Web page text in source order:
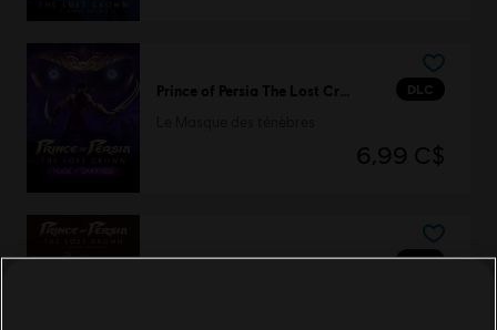
DLC
6,99 C$
DLC
Prince of Persia The Lost Crown